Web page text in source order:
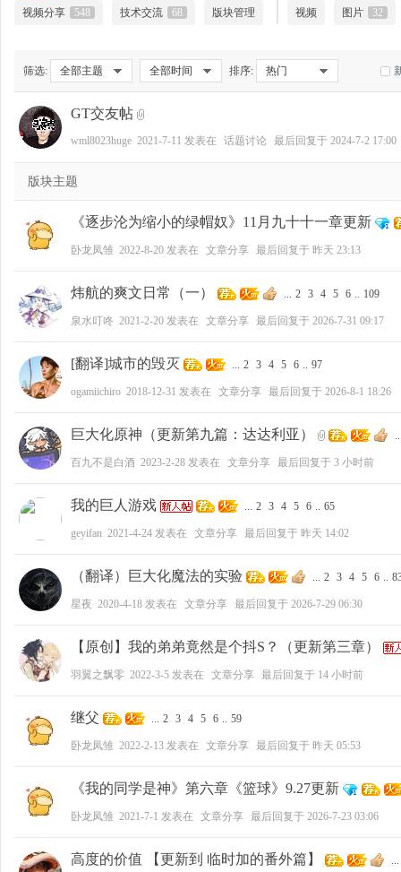
视频分享 548 技术交流 68 版块管理 视频 图片 32
筛选: 全部主题 全部时间 排序: 热门
GT交友帖
wml8023huge 2021-7-11 发表在 话题讨论 最后回复于 2024-7-2 17:00
版块主题
《逐步沦为缩小的绿帽奴》11月九十十一章更新
卧龙凤雏 2022-8-20 发表在 文章分享 最后回复于 昨天 23:13
炜航的爽文日常（一） ... 2 3 4 5 6 .. 109
泉水叮咚 2021-2-20 发表在 文章分享 最后回复于 2026-7-31 09:17
[翻译]城市的毁灭 ... 2 3 4 5 6 .. 97
ogamiichiro 2018-12-31 发表在 文章分享 最后回复于 2026-8-1 18:26
巨大化原神（更新第九篇：达达利亚）
百九不是白酒 2023-2-28 发表在 文章分享 最后回复于 3 小时前
我的巨人游戏 ... 2 3 4 5 6 .. 65
geyifan 2021-4-24 发表在 文章分享 最后回复于 昨天 14:02
（翻译）巨大化魔法的实验 ... 2 3 4 5 6 ..
星夜 2020-4-18 发表在 文章分享 最后回复于 2026-7-29 06:30
【原创】我的弟弟竟然是个抖S？（更新第三章）
羽翼之飘零 2022-3-5 发表在 文章分享 最后回复于 14 小时前
继父 ... 2 3 4 5 6 .. 59
卧龙凤雏 2022-2-13 发表在 文章分享 最后回复于 昨天 05:53
《我的同学是神》第六章《篮球》9.27更新
卧龙凤雏 2021-7-1 发表在 文章分享 最后回复于 2026-7-23 03:06
高度的价值 【更新到 临时加的番外篇】 ...